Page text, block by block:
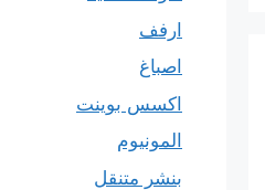
ارفف
اصباغ
اكسس بوينت
المونيوم
بنشر متنقل